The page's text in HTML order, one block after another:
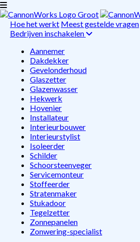
Hoe het werkt Meest gestelde vragen
Bedrijven inschakelen
Aannemer
Dakdekker
Gevelonderhoud
Glaszetter
Glazenwasser
Hekwerk
Hovenier
Installateur
Interieurbouwer
Interieurstylist
Isoleerder
Schilder
Schoorsteenveger
Servicemonteur
Stoffeerder
Stratenmaker
Stukadoor
Tegelzetter
Zonnepanelen
Zonwering-specialist